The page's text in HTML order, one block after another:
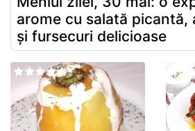
arome cu salată picantă,
și fursecuri delicioase